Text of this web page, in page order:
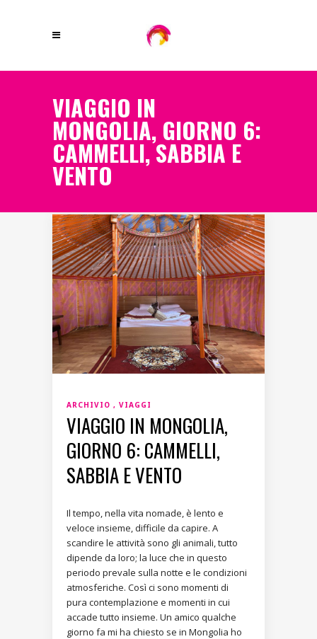
VIAGGIO IN
MONGOLIA, GIORNO 6:
CAMMELLI, SABBIA E
VENTO
ARCHIVIO VIAGGI
VIAGGIO IN MONGOLIA,
GIORNO 6: CAMMELLI,
SABBIA E VENTO
Il tempo, nella vita nomade, è lento e
veloce insieme, difficile da capire. A
scandire le attività sono gli animali, tutto
dipende da loro; la luce che in questo
periodo prevale sulla notte e le condizioni
atmosferiche. Così ci sono momenti di
pura contemplazione e momenti in cui
accade tutto insieme. Un amico qualche
giorno fa mi ha chiesto se in Mongolia ho